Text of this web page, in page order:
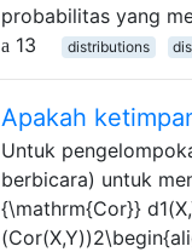
probabilitas yang
13
distributions
Apakah
Untuk
berbicara) untuk
{\mathrm{Cor}}